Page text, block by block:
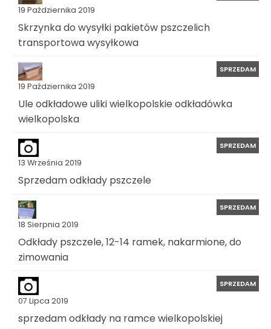
19 Października 2019
Skrzynka do wysyłki pakietów pszczelich
transportowa wysyłkowa
19 Października 2019
SPRZEDAM
Ule odkładowe uliki wielkopolskie odkładówka
wielkopolska
13 Września 2019
SPRZEDAM
Sprzedam odkłady pszczele
18 Sierpnia 2019
SPRZEDAM
Odkłady pszczele, 12-14 ramek, nakarmione, do
zimowania
07 Lipca 2019
SPRZEDAM
sprzedam odkłady na ramce wielkopolskiej